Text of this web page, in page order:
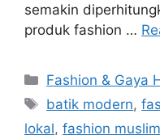
semakin
produk fashion …
Categories
Fashion & Gaya
Tags
batik modern,
lokal, fashion muslim